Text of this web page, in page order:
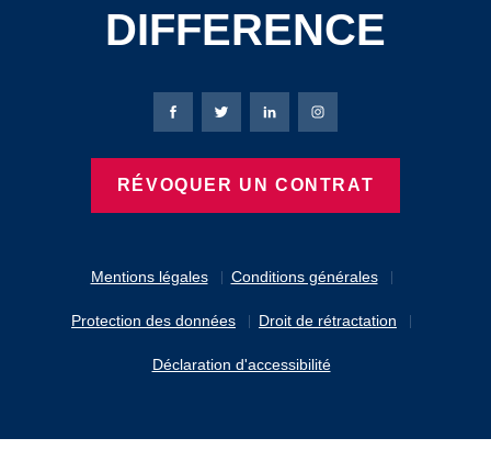
DIFFERENCE
Mentions légales Conditions générales
Protection des données Droit de rétractation
Déclaration d'accessibilité
Page Facebook de Bierbaum-Proenen
Page X de Bierbaum-Proenen
Page LinkedIn de
Page Instagram de
RÉVOQUER UN CONTRAT